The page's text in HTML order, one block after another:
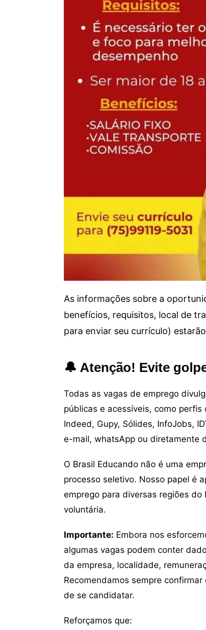
As informações sobre a
benefícios, requisitos, local de
para enviar seu currículo)
🔔 Atenção! Evite
Todas as vagas de emprego
públicas e acessíveis, como
Indeed, Gupy, Sólides, InfoJobs,
e-mail, whatsApp ou diretamente
O Brasil Educando não é uma
processo seletivo. Nosso papel é
emprego para diversas regiões
voluntária.
Importante: Embora nos
algumas vagas podem conter
da empresa, localidade,
Recomendamos sempre
de se candidatar.
Reforçamos que: